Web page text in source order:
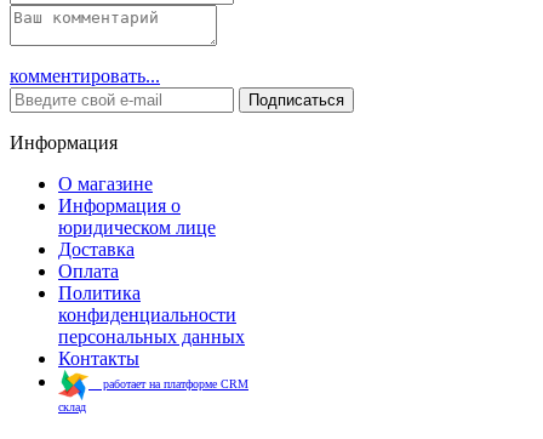
комментировать...
Подписаться
Информация
О магазине
Информация о
юридическом лице
Доставка
Оплата
Политика
конфиденциальности
персональных данных
Контакты
работает на платформе CRM
склад